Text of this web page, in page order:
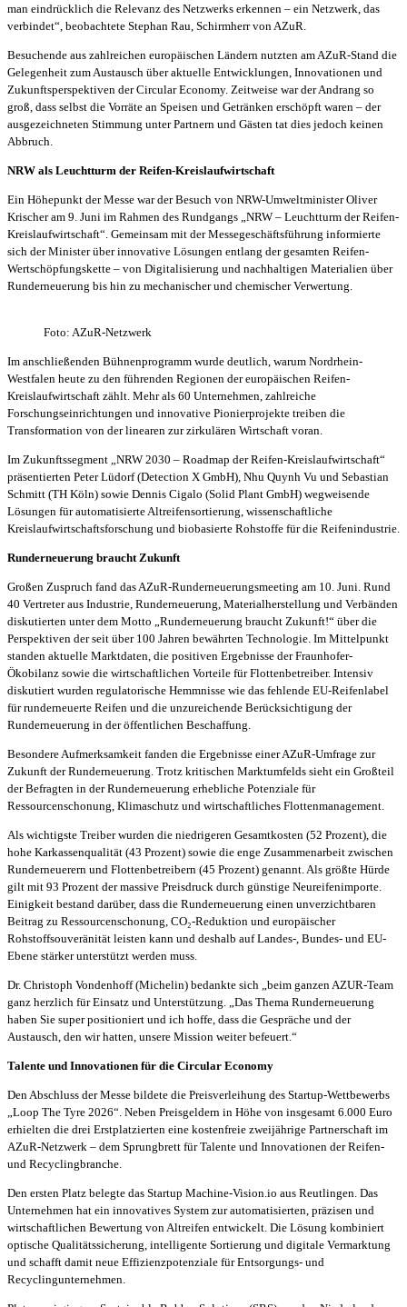
man eindrücklich die Relevanz des Netzwerks erkennen – ein Netzwerk, das
verbindet“, beobachtete Stephan Rau, Schirmherr von AZuR.
Besuchende aus zahlreichen europäischen Ländern nutzten am AZuR-Stand die
Gelegenheit zum Austausch über aktuelle Entwicklungen, Innovationen und
Zukunftsperspektiven der Circular Economy. Zeitweise war der Andrang so
groß, dass selbst die Vorräte an Speisen und Getränken erschöpft waren – der
ausgezeichneten Stimmung unter Partnern und Gästen tat dies jedoch keinen
Abbruch.
NRW als Leuchtturm der Reifen-Kreislaufwirtschaft
Ein Höhepunkt der Messe war der Besuch von NRW-Umweltminister Oliver
Krischer am 9. Juni im Rahmen des Rundgangs „NRW – Leuchtturm der Reifen-
Kreislaufwirtschaft“. Gemeinsam mit der Messegeschäftsführung informierte
sich der Minister über innovative Lösungen entlang der gesamten Reifen-
Wertschöpfungskette – von Digitalisierung und nachhaltigen Materialien über
Runderneuerung bis hin zu mechanischer und chemischer Verwertung.
Foto: AZuR-Netzwerk
Im anschließenden Bühnenprogramm wurde deutlich, warum Nordrhein-
Westfalen heute zu den führenden Regionen der europäischen Reifen-
Kreislaufwirtschaft zählt. Mehr als 60 Unternehmen, zahlreiche
Forschungseinrichtungen und innovative Pionierprojekte treiben die
Transformation von der linearen zur zirkulären Wirtschaft voran.
Im Zukunftssegment „NRW 2030 – Roadmap der Reifen-Kreislaufwirtschaft“
präsentierten Peter Lüdorf (Detection X GmbH), Nhu Quynh Vu und Sebastian
Schmitt (TH Köln) sowie Dennis Cigalo (Solid Plant GmbH) wegweisende
Lösungen für automatisierte Altreifensortierung, wissenschaftliche
Kreislaufwirtschaftsforschung und biobasierte Rohstoffe für die Reifenindustrie.
Runderneuerung braucht Zukunft
Großen Zuspruch fand das AZuR-Runderneuerungsmeeting am 10. Juni. Rund
40 Vertreter aus Industrie, Runderneuerung, Materialherstellung und Verbänden
diskutierten unter dem Motto „Runderneuerung braucht Zukunft!“ über die
Perspektiven der seit über 100 Jahren bewährten Technologie. Im Mittelpunkt
standen aktuelle Marktdaten, die positiven Ergebnisse der Fraunhofer-
Ökobilanz sowie die wirtschaftlichen Vorteile für Flottenbetreiber. Intensiv
diskutiert wurden regulatorische Hemmnisse wie das fehlende EU-Reifenlabel
für runderneuerte Reifen und die unzureichende Berücksichtigung der
Runderneuerung in der öffentlichen Beschaffung.
Besondere Aufmerksamkeit fanden die Ergebnisse einer AZuR-Umfrage zur
Zukunft der Runderneuerung. Trotz kritischen Marktumfelds sieht ein Großteil
der Befragten in der Runderneuerung erhebliche Potenziale für
Ressourcenschonung, Klimaschutz und wirtschaftliches Flottenmanagement.
Als wichtigste Treiber wurden die niedrigeren Gesamtkosten (52 Prozent), die
hohe Karkassenqualität (43 Prozent) sowie die enge Zusammenarbeit zwischen
Runderneuerern und Flottenbetreibern (45 Prozent) genannt. Als größte Hürde
gilt mit 93 Prozent der massive Preisdruck durch günstige Neureifenimporte.
Einigkeit bestand darüber, dass die Runderneuerung einen unverzichtbaren
Beitrag zu Ressourcenschonung, CO₂-Reduktion und europäischer
Rohstoffsouveränität leisten kann und deshalb auf Landes-, Bundes- und EU-
Ebene stärker unterstützt werden muss.
Dr. Christoph Vondenhoff (Michelin) bedankte sich „beim ganzen AZUR-Team
ganz herzlich für Einsatz und Unterstützung. „Das Thema Runderneuerung
haben Sie super positioniert und ich hoffe, dass die Gespräche und der
Austausch, den wir hatten, unsere Mission weiter befeuert.“
Talente und Innovationen für die Circular Economy
Den Abschluss der Messe bildete die Preisverleihung des Startup-Wettbewerbs
„Loop The Tyre 2026“. Neben Preisgeldern in Höhe von insgesamt 6.000 Euro
erhielten die drei Erstplatzierten eine kostenfreie zweijährige Partnerschaft im
AZuR-Netzwerk – dem Sprungbrett für Talente und Innovationen der Reifen-
und Recyclingbranche.
Den ersten Platz belegte das Startup Machine-Vision.io aus Reutlingen. Das
Unternehmen hat ein innovatives System zur automatisierten, präzisen und
wirtschaftlichen Bewertung von Altreifen entwickelt. Die Lösung kombiniert
optische Qualitätssicherung, intelligente Sortierung und digitale Vermarktung
und schafft damit neue Effizienzpotenziale für Entsorgungs- und
Recyclingunternehmen.